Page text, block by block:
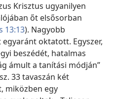
Krisztus ugyanilyen
őt elsősorban
13:13). Nagyobb
oktatott. Egyszer,
beszédét, hatalmas
ámult a tanítási módján”
33 tavaszán két
miközben egy